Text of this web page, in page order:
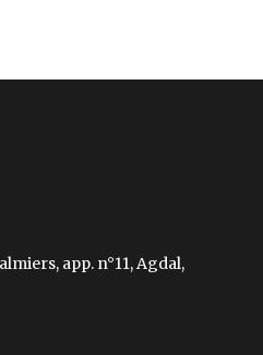
app. n°11, Agdal,